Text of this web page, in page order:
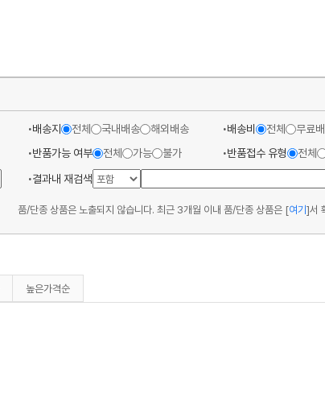
배송지 전체 국내배송 해외배송 배송비 전체 무료
반품가능 여부 전체 가능 불가 반품접수 유형 전체
결과내 재검색
품/단종 상품은 노출되지 않습니다. 최근 3개월 이내 품/단종 상품은 [여기]서
높은가격순